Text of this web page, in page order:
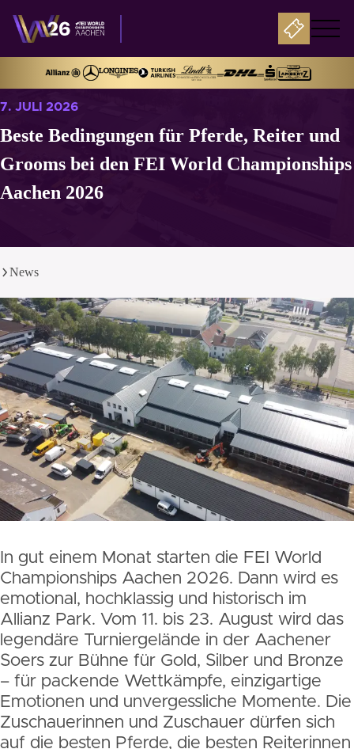
News
7. JULI 2026
Beste Bedingungen für Pferde, Reiter und
Grooms bei den FEI World Championships
Aachen 2026
In gut einem Monat starten die FEI World
Championships Aachen 2026. Dann wird es
emotional, hochklassig und historisch im
Allianz Park. Vom 11. bis 23. August wird das
legendäre Turniergelände in der Aachener
Soers zur Bühne für Gold, Silber und Bronze
– für packende Wettkämpfe, einzigartige
Emotionen und unvergessliche Momente. Die
Zuschauerinnen und Zuschauer dürfen sich
auf die besten Pferde, die besten Reiterinnen